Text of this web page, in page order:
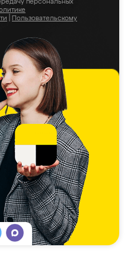
персональных
Пользовательскому